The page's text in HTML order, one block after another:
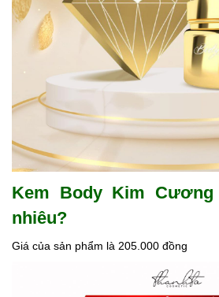
Kem Body Kim
nhiêu?
Giá của sản phẩm là 205.000 đồng